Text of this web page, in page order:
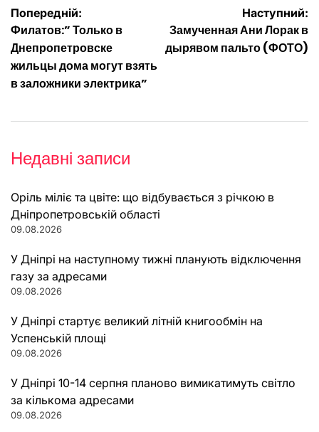
Навігація
записів
Попередній:
Филатов:” Только в
Днепропетровске
жильцы дома могут взять
в заложники электрика”
Наступний:
Замученная Ани Лорак в
дырявом пальто (ФОТО)
Недавні записи
Оріль міліє та цвіте: що відбувається з річкою в
Дніпропетровській області
09.08.2026
У Дніпрі на наступному тижні планують відключення
газу за адресами
09.08.2026
У Дніпрі стартує великий літній книгообмін на
Успенській площі
09.08.2026
У Дніпрі 10-14 серпня планово вимикатимуть світло
за кількома адресами
09.08.2026